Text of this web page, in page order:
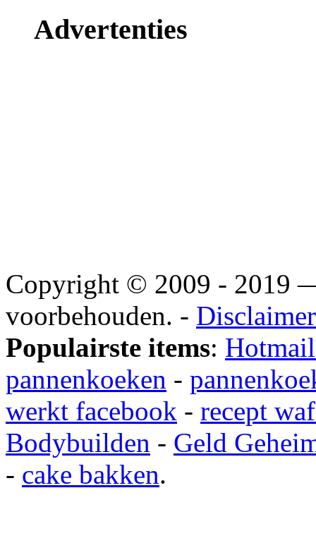
Advertenties
Copyright © 2009 - 2019
voorbehouden. - Disclaimer
Populairste items:
pannenkoeken -
werkt facebook - recept
Bodybuilden - Geld
- cake bakken.